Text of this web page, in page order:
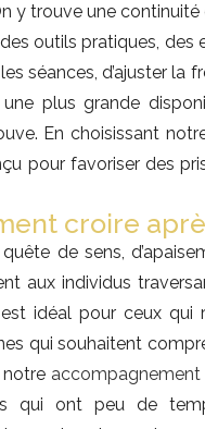
y trouve une
outils pratiques, des
séances, d’ajuster
plus grande
En choisissant
pour favoriser des
croire
de sens,
aux individus
est idéal pour ceux qui
qui souhaitent
notre accompagnement
qui ont peu de